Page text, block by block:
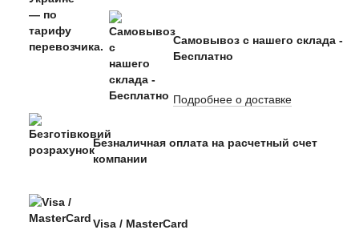
Самовывоз с нашего склада -
Бесплатно
Подробнее о доставке
Безналичная оплата на расчетный счет
компании
Visa / MasterCard